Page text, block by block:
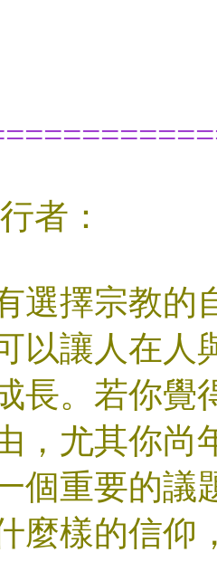
者：
選擇宗教的
以讓人在人
長。若你覺
，尤其你尚
個重要的議
麼樣的信仰